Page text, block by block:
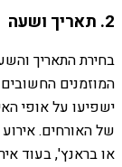
2. תאריך ושעה
בחירת התאריך
המוזמנים
ישפיעו על אופי
של האורחים.
או בראנץ', בעוד